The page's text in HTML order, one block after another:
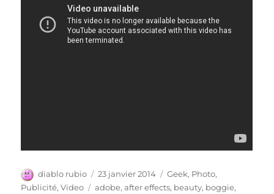
Auteur
diablo rubio
Publié
le
23 janvier 2014 Catégories
Geek, Photo,
Publicité,Video Étiquettes
adobe,after effects, beauty, boggie,